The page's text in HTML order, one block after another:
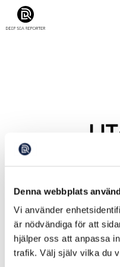
Denna webbplats
Vi använder
är nödvändiga för att
hjälper oss att anpassa
trafik. Välj själv vilka du